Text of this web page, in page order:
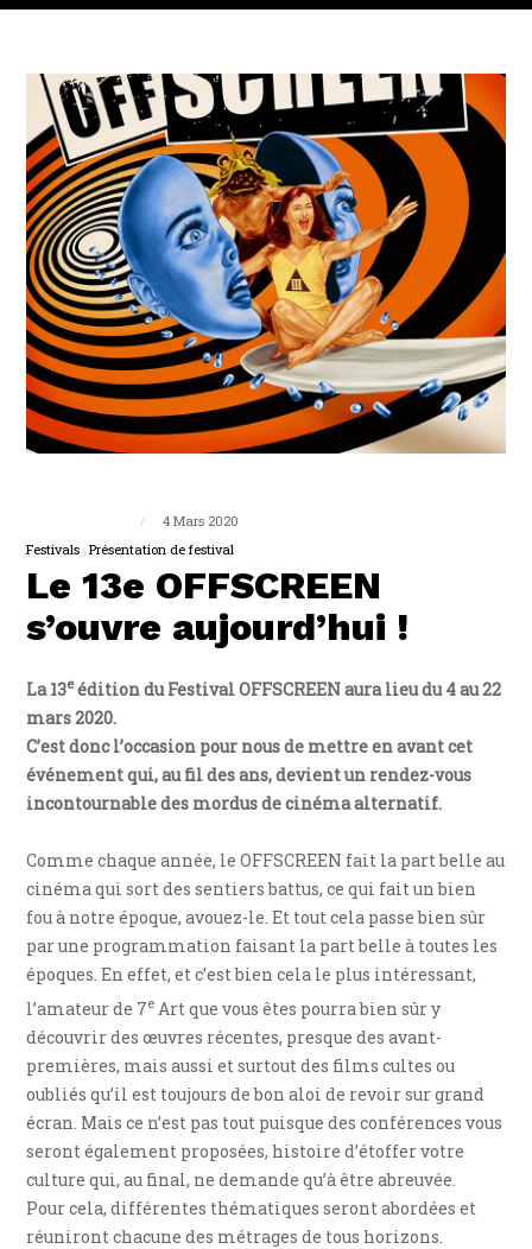
4 Mars 2020
Festivals Présentation de festival
Le 13e OFFSCREEN
s’ouvre aujourd’hui !
La 13eédition du Festival OFFSCREEN aura lieu du 4 au 22
mars 2020.
C’est donc l’occasion pour nous de mettre en avant cet
événement qui, au fil des ans, devient un rendez-vous
incontournable des mordus de cinéma alternatif.
Comme chaque année, le OFFSCREEN fait la part belle au
cinéma qui sort des sentiers battus, ce qui fait un bien
fou à notre époque, avouez-le. Et tout cela passe bien sûr
par une programmation faisant la part belle à toutes les
époques. En effet, et c’est bien cela le plus intéressant,
l’amateur de 7e Art que vous êtes pourra bien sûr y
découvrir des œuvres récentes, presque des avant-
premières, mais aussi et surtout des films cultes ou
oubliés qu’il est toujours de bon aloi de revoir sur grand
écran. Mais ce n’est pas tout puisque des conférences vous
seront également proposées, histoire d’étoffer votre
culture qui, au final, ne demande qu’à être abreuvée.
Pour cela, différentes thématiques seront abordées et
réuniront chacune des métrages de tous horizons.